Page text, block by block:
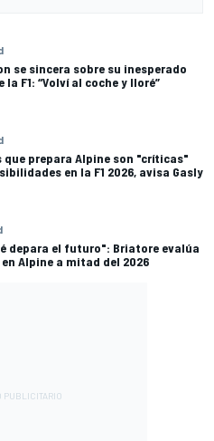
se sincera sobre su inesperado
la F1: “Volví al coche y lloré”
que prepara Alpine son "críticas"
en la F1 2026, avisa Gasly
depara el futuro": Briatore evalúa
Alpine a mitad del 2026